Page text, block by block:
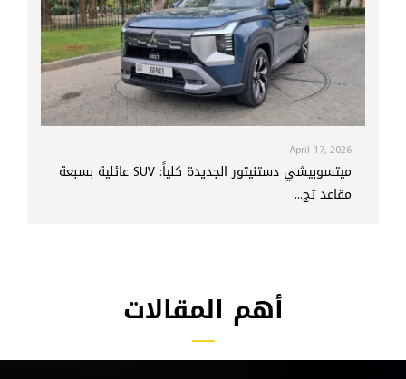
April 17, 2026
ميتسوبيشي دستنيتور الجديدة كلياً: SUV عائلية بسبعة
مقاعد تج...
أهم المقالات